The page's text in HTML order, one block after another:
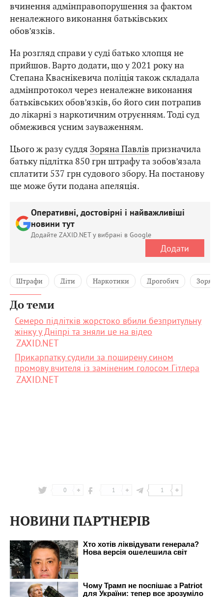
вчинення адмінправопорушення за фактом
неналежного виконання батьківських
обов’язків.
На розгляд справи у суді батько хлопця не
прийшов. Варто додати, що у 2021 року на
Степана Кваснікевича поліція також складала
адмінпротокол через неналежне виконання
батьківських обов’язків, бо його син потрапив
до лікарні з наркотичним отруєнням. Тоді суд
обмежився усним зауваженням.
Цього ж разу суддя Зоряна Павлів призначила
батьку підлітка 850 грн штрафу та зобов’язала
сплатити 537 грн судового збору. На постанову
ще може бути подана апеляція.
Оперативні, достовірні і найважливіші
новини тут
Додайте ZAXID.NET у вибрані в Google
Додати
Штрафи Діти Наркотики Дрогобич
До теми
Семеро підлітків жорстоко вбили безпритульну
жінку у Дніпрі та зняли це на відео
ZAXID.NET
Прикарпатку судили за поширену сином
промову вчителя із заміненим голосом Гітлера
ZAXID.NET
0 1 1
НОВИНИ ПАРТНЕРІВ